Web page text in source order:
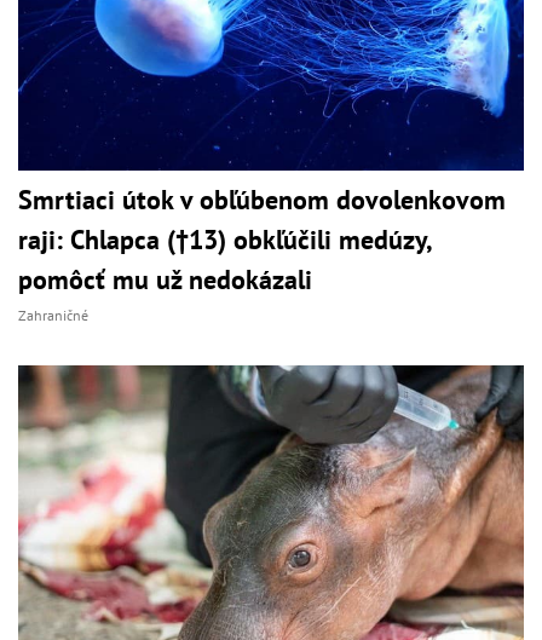
Smrtiaci útok v obľúbenom dovolenkovom
raji: Chlapca (†13) obkľúčili medúzy,
pomôcť mu už nedokázali
Zahraničné